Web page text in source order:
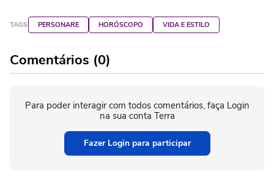
TAGS PERSONARE HORÓSCOPO VIDA E ESTILO
Comentários (0)
Para poder interagir com todos comentários, faça Login
na sua conta Terra
Fazer Login para participar